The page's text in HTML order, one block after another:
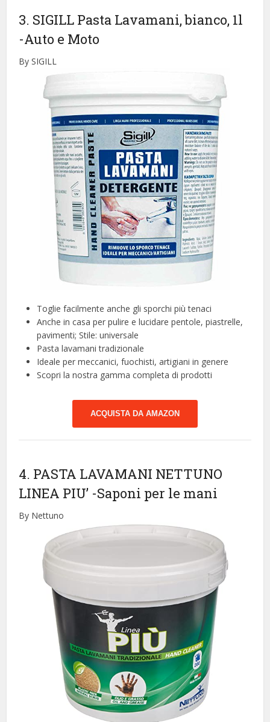
3. SIGILL Pasta Lavamani, bianco, 1l
-Auto e Moto
By SIGILL
Toglie facilmente anche gli sporchi più tenaci
Anche in casa per pulire e lucidare pentole, piastrelle,
pavimenti; Stile: universale
Pasta lavamani tradizionale
Ideale per meccanici, fuochisti, artigiani in genere
Scopri la nostra gamma completa di prodotti
ACQUISTA DA AMAZON
4. PASTA LAVAMANI NETTUNO
LINEA PIU’ -Saponi per le mani
By Nettuno